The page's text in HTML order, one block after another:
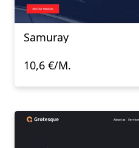
Samuray
10,6 €/M.